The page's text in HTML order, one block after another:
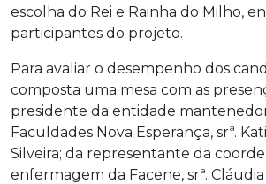
escolha do Rei e Rainha do Milho,
participantes do projeto.
Para avaliar o desempenho dos
composta uma mesa com as
presidente da entidade
Faculdades Nova Esperança, srª.
Silveira; da representante da
enfermagem da Facene, srª.